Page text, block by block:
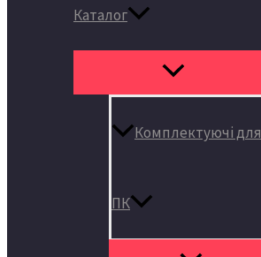
Каталог
Комплектуючі для
ПК